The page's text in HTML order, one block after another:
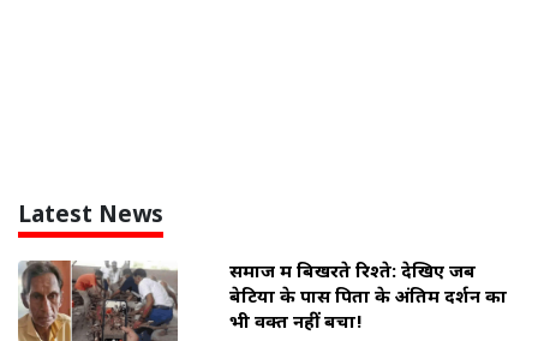
Latest News
समाज में बिखरते रिश्ते: देखिए जब
बेटियों के पास पिता के अंतिम दर्शन का
भी वक्त नहीं बचा!